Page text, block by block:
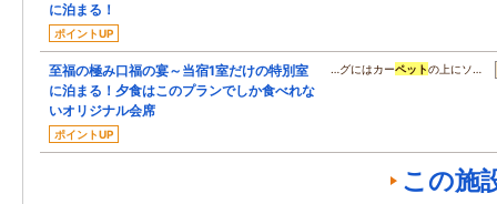
に泊まる！
ポイントUP
至福の極み口福の宴～当宿1室だけの特別室
に泊まる！夕食はこのプランでしか食べれな
いオリジナル会席
ポイントUP
…グにはカーペットの上にソ…
この施